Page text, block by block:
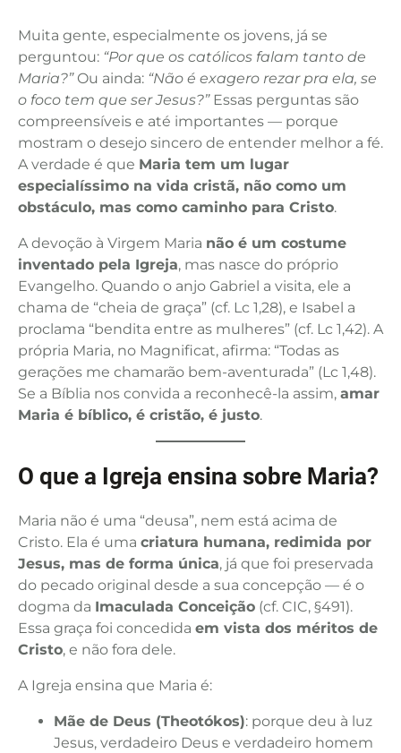
Muita gente, especialmente os jovens, já se
perguntou: “Por que os católicos falam tanto de
Maria?”Ou ainda: “Não é exagero rezar pra ela, se
o foco tem que ser Jesus?”Essas perguntas são
compreensíveis e até importantes — porque
mostram o desejo sincero de entender melhor a fé.
A verdade é que Maria tem um lugar
especialíssimo na vida cristã, não como um
obstáculo, mas como caminho para Cristo.
A devoção à Virgem Maria não é um costume
inventado pela Igreja, mas nasce do próprio
Evangelho. Quando o anjo Gabriel a visita, ele a
chama de “cheia de graça” (cf. Lc 1,28), e Isabel a
proclama “bendita entre as mulheres” (cf. Lc 1,42). A
própria Maria, no Magnificat, afirma: “Todas as
gerações me chamarão bem-aventurada” (Lc 1,48).
Se a Bíblia nos convida a reconhecê-la assim, amar
Maria é bíblico, é cristão, é justo.
O que a Igreja ensina sobre Maria?
Maria não é uma “deusa”, nem está acima de
Cristo. Ela é uma criatura humana, redimida por
Jesus, mas de forma única, já que foi preservada
do pecado original desde a sua concepção — é o
dogma da Imaculada Conceição (cf. CIC, §491).
Essa graça foi concedida em vista dos méritos de
Cristo, e não fora dele.
A Igreja ensina que Maria é:
Mãe de Deus (Theotókos): porque deu à luz
Jesus, verdadeiro Deus e verdadeiro homem